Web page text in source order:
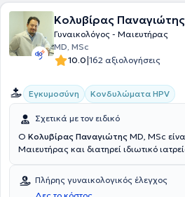
Κολυβίρας Παναγιώτης
Γυναικολόγος - Μαιευτήρας
MD, MSc​
10.0|162 αξιολογήσεις
Εγκυμοσύνη Κονδυλώματα HPV
Σχετικά με τον ειδικό
Ο Κολυβίρας Παναγιώτης MD, MSc​
Μαιευτήρας και διατηρεί ιδιωτικό
παρακολούθησε μεταπτυχιακό
γυναικεία αναπαραγωγή”, στην Ιατρική
Πλήρης γυναικολογικός έλεγχος